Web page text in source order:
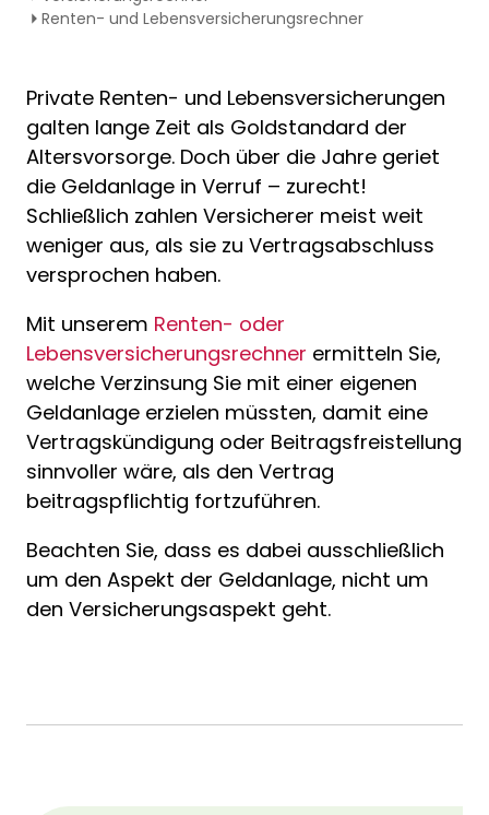
Renten- und Lebensversicherungsrechner
Private Renten- und Lebensversicherungen
galten lange Zeit als Goldstandard der
Altersvorsorge. Doch über die Jahre geriet
die Geldanlage in Verruf – zurecht!
Schließlich zahlen Versicherer meist weit
weniger aus, als sie zu Vertragsabschluss
versprochen haben.
Mit unserem Renten- oder
Lebensversicherungsrechner ermitteln Sie,
welche Verzinsung Sie mit einer eigenen
Geldanlage erzielen müssten, damit eine
Vertragskündigung oder Beitragsfreistellung
sinnvoller wäre, als den Vertrag
beitragspflichtig fortzuführen.
Beachten Sie, dass es dabei ausschließlich
um den Aspekt der Geldanlage, nicht um
den Versicherungsaspekt geht.